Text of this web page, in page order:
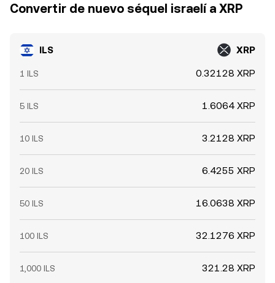
Convertir de nuevo séquel israelí a XRP
ILS XRP
1 ILS 0.32128 XRP
5 ILS 1.6064 XRP
10 ILS 3.2128 XRP
20 ILS 6.4255 XRP
50 ILS 16.0638 XRP
100 ILS 32.1276 XRP
1,000 ILS 321.28 XRP